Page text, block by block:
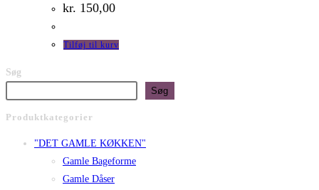
kr. 150,00
Tilføj til kurv
Søg
Søg
Produktkategorier
"DET GAMLE KØKKEN"
Gamle Bageforme
Gamle Dåser